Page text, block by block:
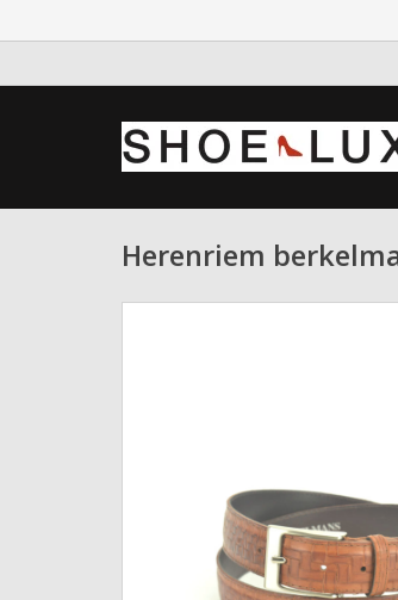
Herenriem